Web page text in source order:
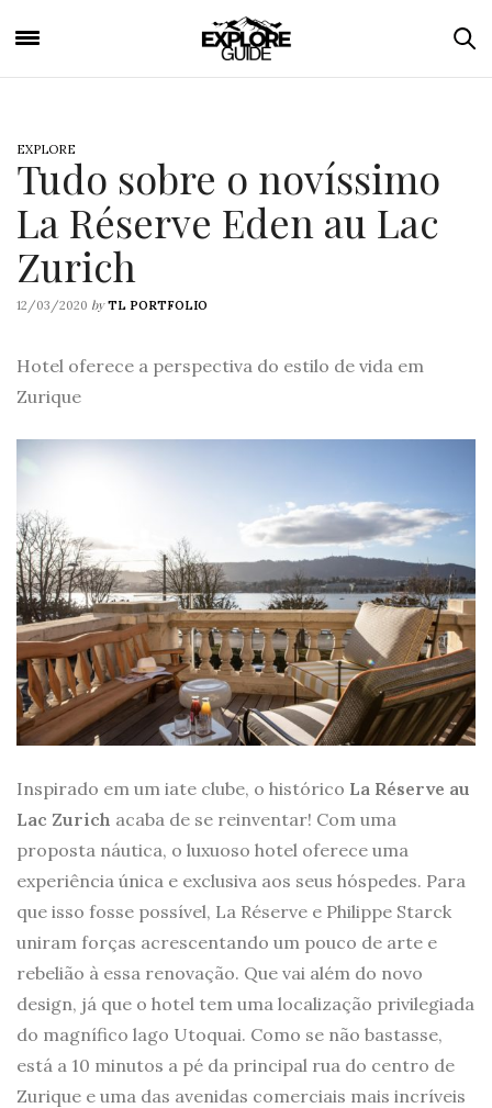
EXPLORE
Tudo sobre o novíssimo
La Réserve Eden au Lac
Zurich
12/03/2020 by TL PORTFOLIO
Hotel oferece a perspectiva do estilo de vida em
Zurique
Inspirado em um iate clube, o histórico La Réserve au
Lac Zurich acaba de se reinventar! Com uma
proposta náutica, o luxuoso hotel oferece uma
experiência única e exclusiva aos seus hóspedes. Para
que isso fosse possível, La Réserve e Philippe Starck
uniram forças acrescentando um pouco de arte e
rebelião à essa renovação. Que vai além do novo
design, já que o hotel tem uma localização privilegiada
do magnífico lago Utoquai. Como se não bastasse,
está a 10 minutos a pé da principal rua do centro de
Zurique e uma das avenidas comerciais mais incríveis